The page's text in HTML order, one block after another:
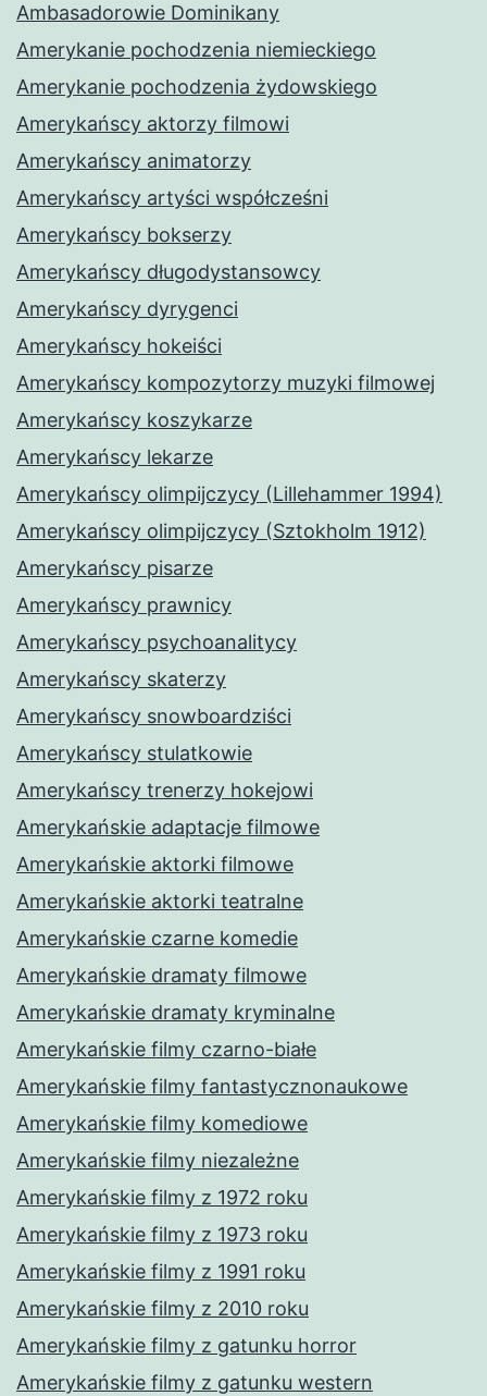
Ambasadorowie Dominikany
Amerykanie pochodzenia niemieckiego
Amerykanie pochodzenia żydowskiego
Amerykańscy aktorzy filmowi
Amerykańscy animatorzy
Amerykańscy artyści współcześni
Amerykańscy bokserzy
Amerykańscy długodystansowcy
Amerykańscy dyrygenci
Amerykańscy hokeiści
Amerykańscy kompozytorzy muzyki filmowej
Amerykańscy koszykarze
Amerykańscy lekarze
Amerykańscy olimpijczycy (Lillehammer 1994)
Amerykańscy olimpijczycy (Sztokholm 1912)
Amerykańscy pisarze
Amerykańscy prawnicy
Amerykańscy psychoanalitycy
Amerykańscy skaterzy
Amerykańscy snowboardziści
Amerykańscy stulatkowie
Amerykańscy trenerzy hokejowi
Amerykańskie adaptacje filmowe
Amerykańskie aktorki filmowe
Amerykańskie aktorki teatralne
Amerykańskie czarne komedie
Amerykańskie dramaty filmowe
Amerykańskie dramaty kryminalne
Amerykańskie filmy czarno-białe
Amerykańskie filmy fantastycznonaukowe
Amerykańskie filmy komediowe
Amerykańskie filmy niezależne
Amerykańskie filmy z 1972 roku
Amerykańskie filmy z 1973 roku
Amerykańskie filmy z 1991 roku
Amerykańskie filmy z 2010 roku
Amerykańskie filmy z gatunku horror
Amerykańskie filmy z gatunku western